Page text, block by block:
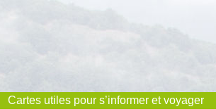
Cartes utiles pour s’informer et voyager